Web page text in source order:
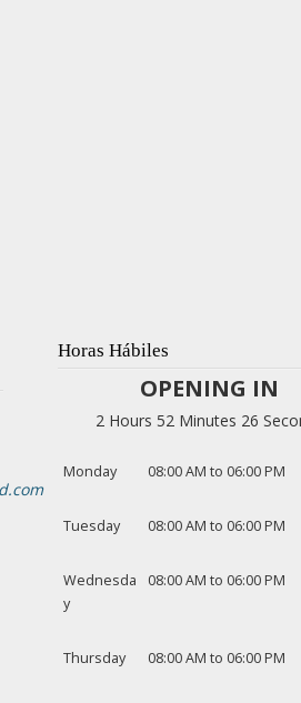
Horas Hábiles
OPENING IN
2 Hours 52 Minutes 25
Monday 08:00 AM to 06:00 PM
Tuesday 08:00 AM to 06:00 PM
Wednesda
y
08:00 AM to 06:00 PM
Thursday 08:00 AM to 06:00 PM